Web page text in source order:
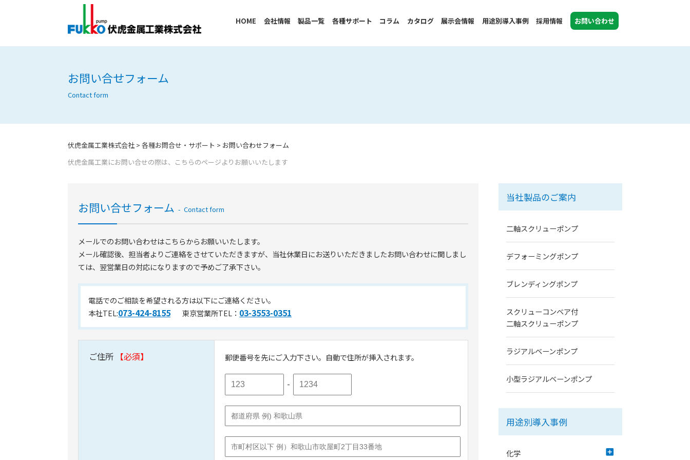
HOME 会社情報 製品一覧 各種サポート コラム カタログ 展示会情報 用途別導入事例 採用情報 お問い合わせ
お問い合せフォーム
Contact form
伏虎金属工業株式会社 > 各種お問合せ・サポート > お問い合わせフォーム
伏虎金属工業にお問い合せの際は、こちらのページよりお願いいたします
お問い合せフォーム Contact form
メールでのお問い合わせはこちらからお願いいたします。
メール確認後、担当者よりご連絡をさせていただきますが、当社休業日にお送りいただきましたお問い合わせに関しまし
ては、翌営業日の対応になりますので予めご了承下さい。
電話でのご相談を希望される方は以下にご連絡ください。
本社TEL:073-424-8155 東京営業所TEL： 03-3553-0351
ご住所 郵便番号を先にご入力下さい。自動で住所が挿入されます。
-
当社製品のご案内
二軸スクリューポンプ
デフォーミングポンプ
ブレンディングポンプ
スクリューコンベア付
二軸スクリューポンプ
ラジアルベーンポンプ
小型ラジアルベーンポンプ
用途別導入事例
化学 add_box